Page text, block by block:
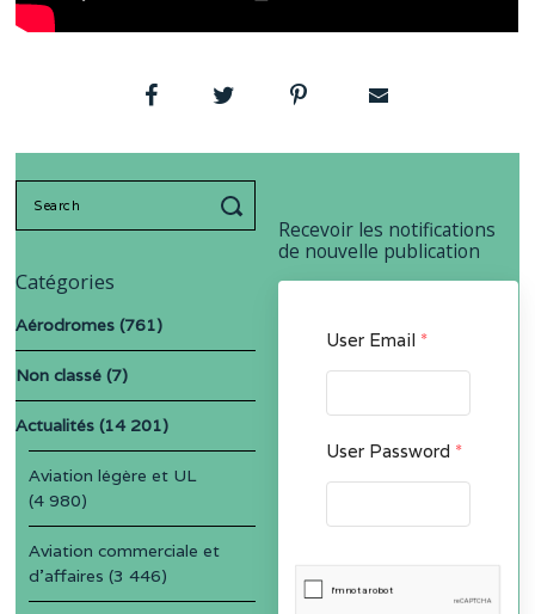
Recevoir les notifications
de nouvelle publication
User Email *
User Password *
Catégories
Aérodromes (761)
Non classé (7)
Actualités (14 201)
Aviation légère et UL
(4 980)
Aviation commerciale et
d'affaires (3 446)